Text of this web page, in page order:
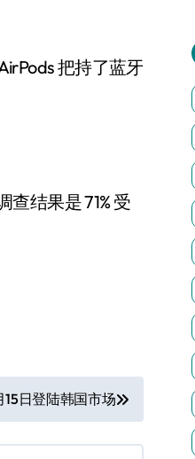
把持了蓝牙
结果是 71% 受
日登陆韩国市场